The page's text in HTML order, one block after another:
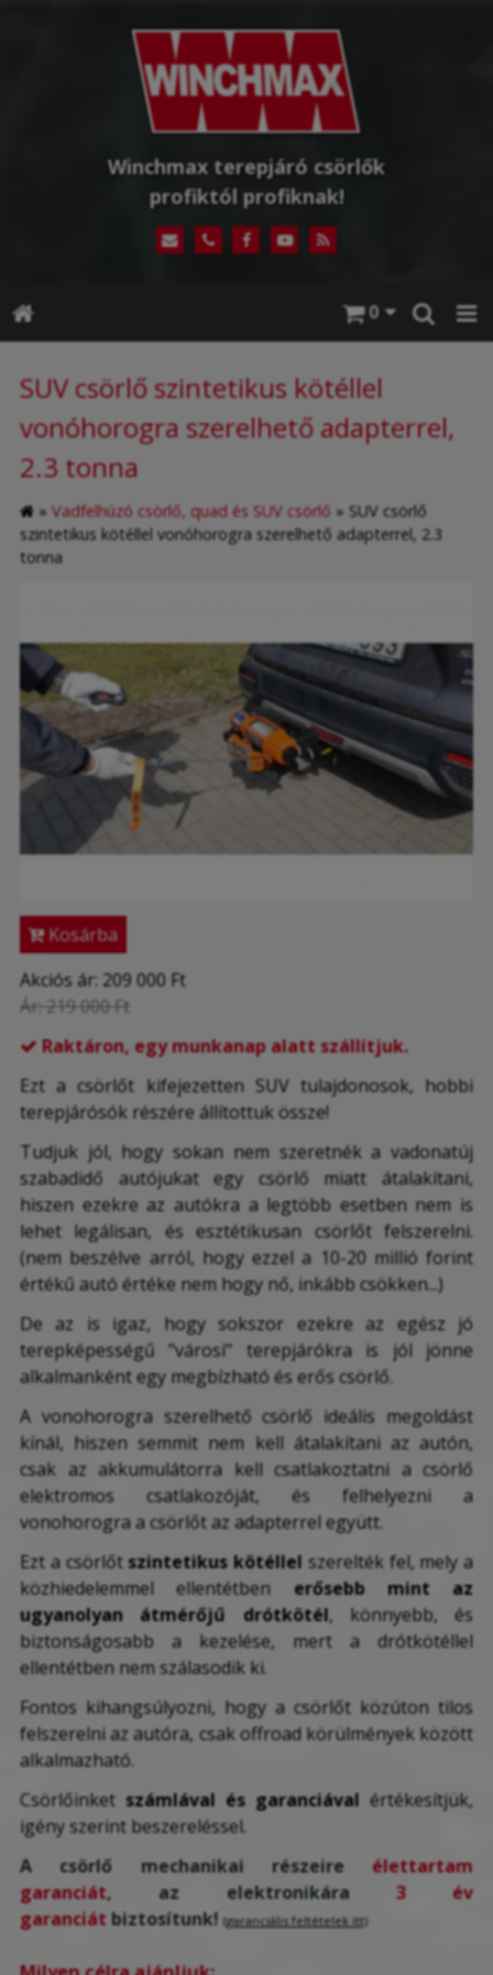
Winchmax terepjáró csörlők
profiktól profiknak!
0
SUV csörlő szintetikus kötéllel
vonóhorogra szerelhető adapterrel,
2.3 tonna
» Vadfelhúzó csörlő, quad és SUV csörlő » SUV csörlő
szintetikus kötéllel vonóhorogra szerelhető adapterrel, 2.3
tonna
Kosárba
Akciós ár: 209 000 Ft
Ár: 219 000 Ft
 Raktáron, egy munkanap alatt szállítjuk.
Ezt a csörlőt kifejezetten SUV tulajdonosok, hobbi
terepjárósók részére állítottuk össze!
Tudjuk jól, hogy sokan nem szeretnék a vadonatúj
szabadidő autójukat egy csörlő miatt átalakítani,
hiszen ezekre az autókra a legtöbb esetben nem is
lehet legálisan, és esztétikusan csörlőt felszerelni.
(nem beszélve arról, hogy ezzel a 10-20 millió forint
értékű autó értéke nem hogy nő, inkább csökken...)
De az is igaz, hogy sokszor ezekre az egész jó
terepképességű "városi" terepjárókra is jól
jönne
alkalmanként egy megbízható és erős csörlő.
A vonohorogra szerelhető csörlő ideális megoldást
kínál, hiszen semmit nem kell átalakítani az autón,
csak az akkumulátorra kell csatlakoztatni a csörlő
elektromos csatlakozóját, és felhelyezni a
vonohorogra a csörlőt az adapterrel együtt.
Ezt a csörlőtszintetikus kötéllel szerelték fel, mely a
közhiedelemmel ellentétben erősebb mint az
ugyanolyan átmérőjű drótkötél, könnyebb, és
biztonságosabb a kezelése, mert a drótkötéllel
ellentétben nem szálasodik ki.
Fontos kihangsúlyozni, hogy a csörlőt közúton tilos
felszerelni az autóra, csak offroad körülmények között
alkalmazható.
Csörlőinket számlával és garanciával értékesítjük,
igény szerint beszereléssel.
A csörlő mechanikai részeire élettartam
garanciát, az elektronikára 3 év
garanciát biztosítunk! (garanciális feltételek itt)